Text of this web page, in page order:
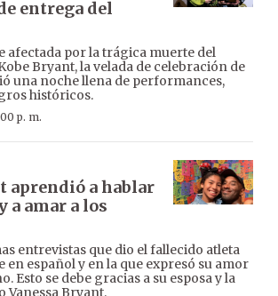
entrega del
afectada por la trágica muerte del
Bryant, la velada de celebración de
una noche llena de performances,
históricos.
p. m.
aprendió a hablar
a amar a los
entrevistas que dio el fallecido atleta
en español y en la que expresó su amor
Esto se debe gracias a su esposa y la
Vanessa Bryant.